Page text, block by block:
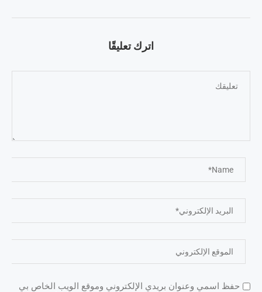
اترك تعليقًا
حفظ اسمي وعنوان بريدي الإلكتروني وموقع الويب الخاص بي